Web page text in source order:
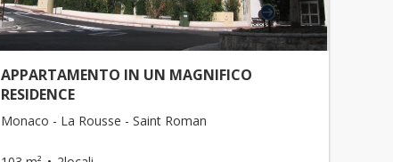
APPARTAMENTO IN UN MAGNIFICO
RESIDENCE
Monaco - La Rousse - Saint Roman